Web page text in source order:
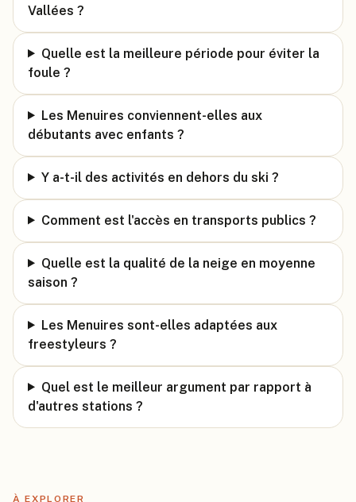
Vallées ?
Quelle est la meilleure période pour éviter la
foule ?
Les Menuires conviennent-elles aux
débutants avec enfants ?
Y a-t-il des activités en dehors du ski ?
Comment est l'accès en transports publics ?
Quelle est la qualité de la neige en moyenne
saison ?
Les Menuires sont-elles adaptées aux
freestyleurs ?
Quel est le meilleur argument par rapport à
d'autres stations ?
À EXPLORER